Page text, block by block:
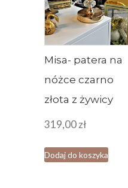
Misa- patera na
nóżce czarno
złota z żywicy
319,00zł
Dodaj do koszyka